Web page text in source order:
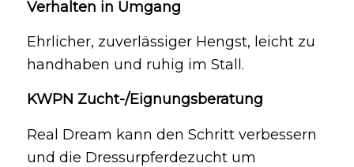
Verhalten in Umgang
Ehrlicher, zuverlässiger Hengst, leicht zu
handhaben und ruhig im Stall.
KWPN Zucht-/Eignungsberatung
Real Dream kann den Schritt verbessern
und die Dressurpferdezucht um